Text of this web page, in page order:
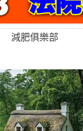
減肥俱樂部